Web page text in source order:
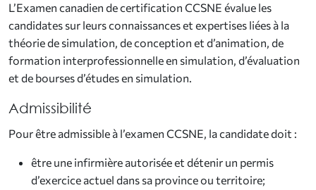
L’Examen canadien de certification CCSNE évalue les
candidates sur leurs connaissances et expertises liées à la
théorie de simulation, de conception et d’animation, de
formation interprofessionnelle en simulation, d’évaluation
et de bourses d’études en simulation.
Admissibilité
Pour être admissible à l’examen CCSNE, la candidate doit :
être une infirmière autorisée et détenir un permis
d’exercice actuel dans sa province ou territoire;